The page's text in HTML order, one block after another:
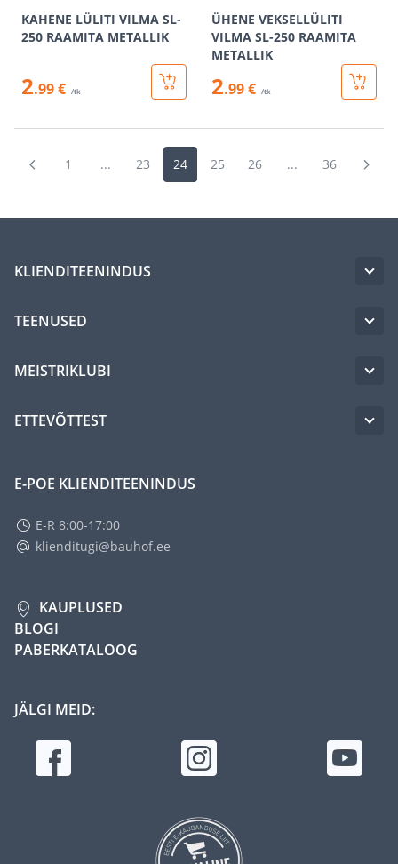
KAHENE LÜLITI VILMA SL-
250 RAAMITA METALLIK
2.99 € /tk
ÜHENE VEKSELLÜLITI
VILMA SL-250 RAAMITA
METALLIK
2.99 € /tk
1 ... 23 24 25 26 ... 36
KLIENDITEENINDUS
TEENUSED
MEISTRIKLUBI
ETTEVÕTTEST
E-POE KLIENDITEENINDUS
E-R 8:00-17:00
klienditugi@bauhof.ee
KAUPLUSED
BLOGI
PABERKATALOOG
JÄLGI MEID: